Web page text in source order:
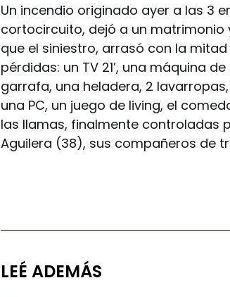
Un incendio originado ayer a las 3
cortocircuito, dejó a un matrimonio
que el siniestro, arrasó con la
pérdidas: un TV 21’, una máquina
garrafa, una heladera, 2
una PC, un juego de living, el
las llamas, finalmente controladas
Aguilera (38), sus compañeros de
LEÉ ADEMÁS